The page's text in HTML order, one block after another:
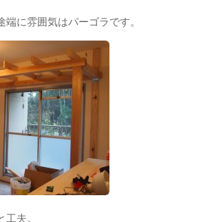
に雰囲気はパーゴラです。
夫。